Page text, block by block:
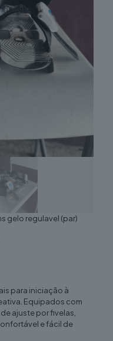
gelo regulavel (par)
para iniciação à
Equipados com
ajuste por fivelas,
e fácil de